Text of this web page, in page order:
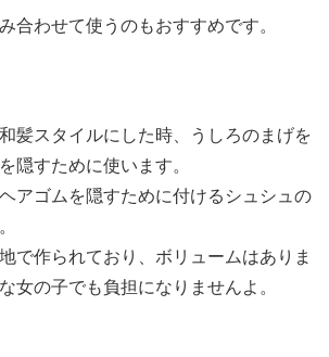
合わせて使うのもおすすめです。
髪スタイルにした時、うしろのまげを
隠すために使います。
アゴムを隠すために付けるシュシュの
で作られており、ボリュームはありま
女の子でも負担になりませんよ。